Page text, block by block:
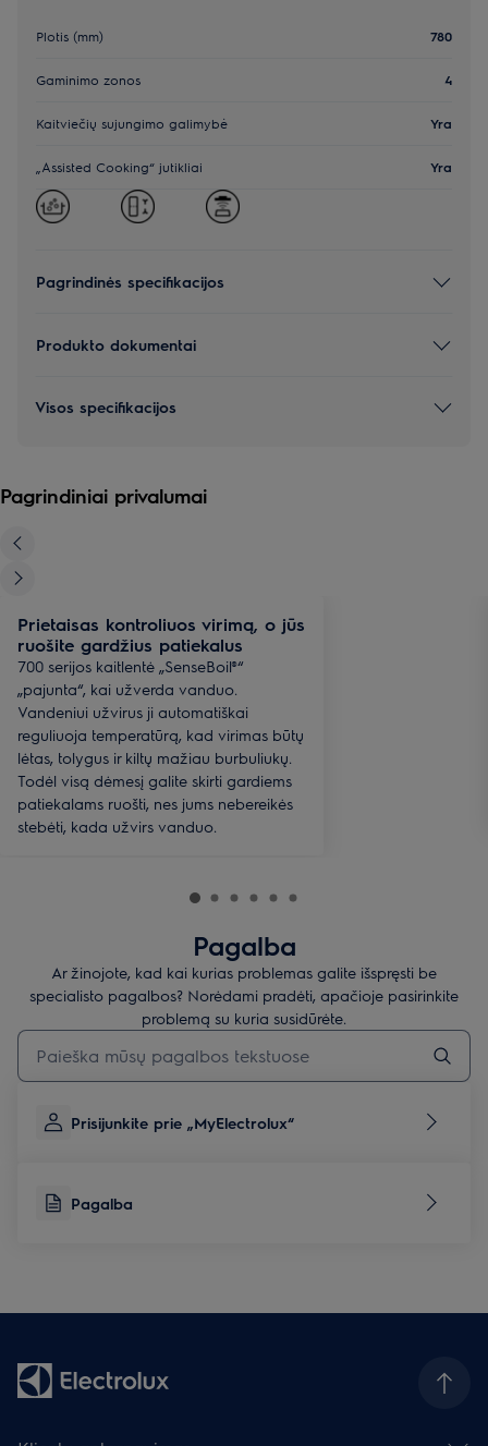
Plotis (mm) 780
Gaminimo zonos 4
Kaitviečių sujungimo galimybė Yra
„Assisted Cooking“ jutikliai Yra
Pagrindinės specifikacijos
Produkto dokumentai
Visos specifikacijos
Pagrindiniai privalumai
Prietaisas kontroliuos virimą, o jūs
ruošite gardžius patiekalus
700 serijos kaitlentė „SenseBoil®“
„pajunta“, kai užverda vanduo.
Vandeniui užvirus ji automatiškai
reguliuoja temperatūrą, kad virimas būtų
lėtas, tolygus ir kiltų mažiau burbuliukų.
Todėl visą dėmesį galite skirti gardiems
patiekalams ruošti, nes jums nebereikės
stebėti, kada užvirs vanduo.
Pagalba
Ar žinojote, kad kai kurias problemas galite išspręsti be
specialisto pagalbos? Norėdami pradėti, apačioje pasirinkite
problemą su kuria susidūrėte.
Įveskite tekstą, jei norite ieškoti pagalbinių straipsnių
Prisijunkite prie „MyElectrolux“
Pagalba